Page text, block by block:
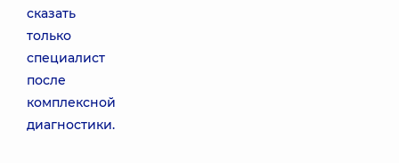
сказать
только
специалист
после
комплексной
диагностики.